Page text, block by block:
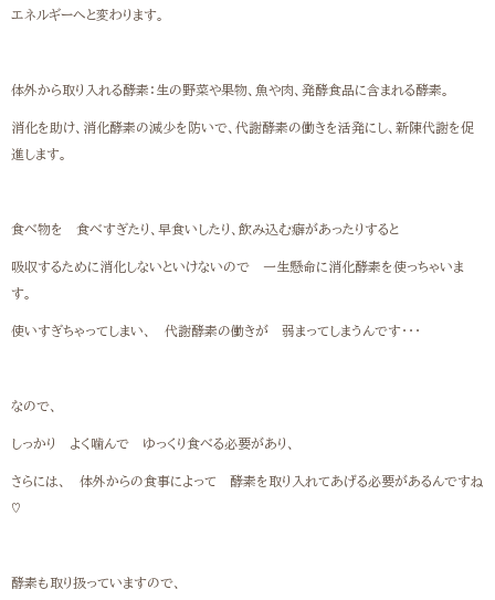
エネルギーへと変わります。
体外から取り入れる酵素：生の野菜や果物、魚や肉、発酵食品に含まれる酵素。
消化を助け、消化酵素の減少を防いで、代謝酵素の働きを活発にし、新陳代謝を促
進します。
食べ物を 食べすぎたり、早食いしたり、飲み込む癖があったりすると
吸収するために消化しないといけないので 一生懸命に消化酵素を使っちゃいま
す。
使いすぎちゃってしまい、 代謝酵素の働きが 弱まってしまうんです・・・
なので、
しっかり よく噛んで ゆっくり食べる必要があり、
さらには、 体外からの食事によって 酵素を取り入れてあげる必要があるんですね
♡
酵素も取り扱っていますので、